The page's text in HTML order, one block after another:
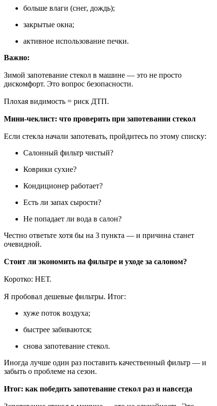
больше влаги (снег, дождь);
закрытые окна;
активное использование печки.
Важно:
Зимой запотевание стекол в машине — это не просто
дискомфорт. Это вопрос безопасности.
Плохая видимость = риск ДТП.
Мини-чеклист: что проверить при запотевании стекол
Если стекла начали запотевать, пройдитесь по этому списку:
Салонный фильтр чистый?
Коврики сухие?
Кондиционер работает?
Есть ли запах сырости?
Не попадает ли вода в салон?
Честно ответьте хотя бы на 3 пункта — и причина станет
очевидной.
Стоит ли экономить на фильтре и уходе за салоном?
Коротко: НЕТ.
Я пробовал дешевые фильтры. Итог:
хуже поток воздуха;
быстрее забиваются;
снова запотевание стекол.
Иногда лучше один раз поставить качественный фильтр — и
забыть о проблеме на сезон.
Итог: как победить запотевание стекол раз и навсегда